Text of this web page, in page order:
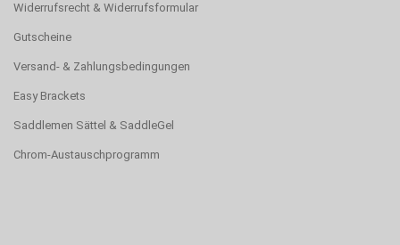
Widerrufsrecht & Widerrufsformular
Gutscheine
Versand- & Zahlungsbedingungen
Easy Brackets
Saddlemen Sättel & SaddleGel
Chrom-Austauschprogramm